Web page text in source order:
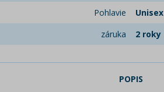
Pohlavie
Unisex
záruka
2 roky
POPIS